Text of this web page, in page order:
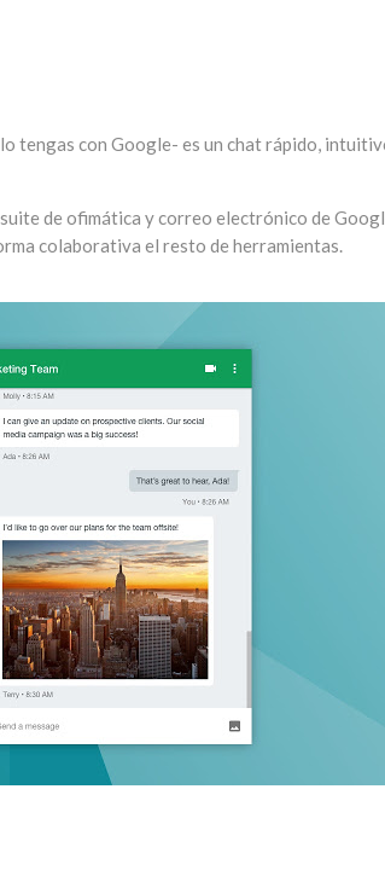
tengas con Google- es un chat rápido,
de ofimática y correo electrónico de
colaborativa el resto de herramientas.